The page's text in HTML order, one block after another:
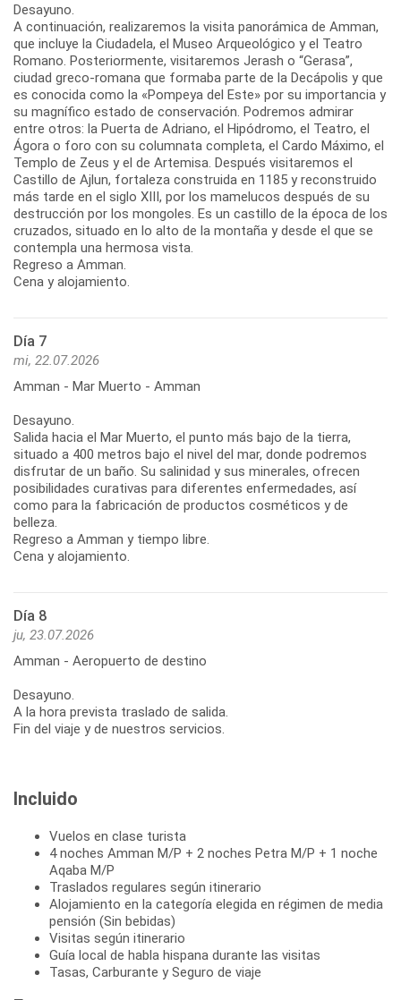
Desayuno.
A continuación, realizaremos la visita panorámica de Amman,
que incluye la Ciudadela, el Museo Arqueológico y el Teatro
Romano. Posteriormente, visitaremos Jerash o “Gerasa”,
ciudad greco-romana que formaba parte de la Decápolis y que
es conocida como la «Pompeya del Este» por su importancia y
su magnífico estado de conservación. Podremos admirar
entre otros: la Puerta de Adriano, el Hipódromo, el Teatro, el
Ágora o foro con su columnata completa, el Cardo Máximo, el
Templo de Zeus y el de Artemisa. Después visitaremos el
Castillo de Ajlun, fortaleza construida en 1185 y reconstruido
más tarde en el siglo XIII, por los mamelucos después de su
destrucción por los mongoles. Es un castillo de la época de los
cruzados, situado en lo alto de la montaña y desde el que se
contempla una hermosa vista.
Regreso a Amman.
Cena y alojamiento.
Día 7
mi, 22.07.2026
Amman - Mar Muerto - Amman
Desayuno.
Salida hacia el Mar Muerto, el punto más bajo de la tierra,
situado a 400 metros bajo el nivel del mar, donde podremos
disfrutar de un baño. Su salinidad y sus minerales, ofrecen
posibilidades curativas para diferentes enfermedades, así
como para la fabricación de productos cosméticos y de
belleza.
Regreso a Amman y tiempo libre.
Cena y alojamiento.
Día 8
ju, 23.07.2026
Amman - Aeropuerto de destino
Desayuno.
A la hora prevista traslado de salida.
Fin del viaje y de nuestros servicios.
Incluido
Vuelos en clase turista
4 noches Amman M/P + 2 noches Petra M/P + 1 noche
Aqaba M/P
Traslados regulares según itinerario
Alojamiento en la categoría elegida en régimen de media
pensión (Sin bebidas)
Visitas según itinerario
Guía local de habla hispana durante las visitas
Tasas, Carburante y Seguro de viaje